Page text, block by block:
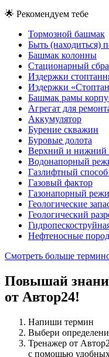
🌟 Рекомендуем тебе
Тормозной башмак
Быть (находиться)
Башмак колонны
Стационарный
Издержки
Издержки
Башмак рамы
Агрегат для
Аккумулятор
Бурение скважин
Буровые долота
Верхний и нижний
Водонапорный
Газлифтный
Газовый фактор
Газонапорный
Геологические
Геологический
Нефтеносные
Смотреть больше
Повышай
от Автор24!
Напиши термин
Выбери
Тренажер от
с помощью